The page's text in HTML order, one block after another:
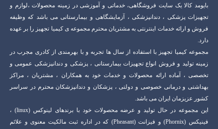
بایومد کالا یک سایت فروشگاهی، خدماتی و آموزشی در زمینه محصولات ،لوازم و
تجهیزات پزشکی ، دندانپزشکی ، آزمایشگاهی و بیمارستانی می باشد که وظیفه
فروش و ارائه خدمات اینترنتی به مشتریان محترم مجموعه ی کیمیا تجهیز را بر عهده
دارد.
مجموعه کیمیا تجهیز با استفاده از سال ها تجربه و با بهرمندی از کادری مجرب در
زمینه تولید و فروش انواع تجهیزات بیمارستانی ، پزشکی و دندانپزشکی عمومی و
تخصصی ، آماده ارائه محصولات و خدمات خود به همکاران ، مشتریان ، مراکز
بهداشتی و درمانی خصوصی و دولتی ، پزشکان و دندانپزشکان محترم در سراسر
کشور عزیزمان ایران می باشد.
این مجموعه در حال تولید و عرضه محصولات خود با برندهای لینوکس (linux) ،
فینیکس (Phornix) و فیزانت (Pheasant) که در اداره ثبت مالکیت معنوی و علائم